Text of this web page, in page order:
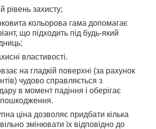
рівень захисту;
кольорова гама допомагає
що підходить під будь-який
властивості.
на гладкій поверхні (за рахунок
чудово справляється з
в момент падіння і оберігає
пошкодження.
ціна дозволяє придбати кілька
змінювати їх відповідно до